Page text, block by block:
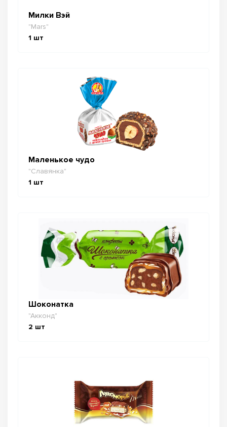
Милки Вэй
"Mars"
1 шт
Маленькое чудо
"Славянка"
1 шт
Шоконатка
"Акконд"
2 шт